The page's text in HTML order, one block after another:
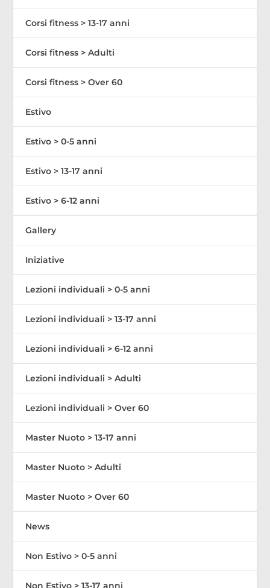
Corsi fitness > 13-17 anni
Corsi fitness > Adulti
Corsi fitness > Over 60
Estivo
Estivo > 0-5 anni
Estivo > 13-17 anni
Estivo > 6-12 anni
Gallery
Iniziative
Lezioni individuali > 0-5 anni
Lezioni individuali > 13-17 anni
Lezioni individuali > 6-12 anni
Lezioni individuali > Adulti
Lezioni individuali > Over 60
Master Nuoto > 13-17 anni
Master Nuoto > Adulti
Master Nuoto > Over 60
News
Non Estivo > 0-5 anni
Non Estivo > 13-17 anni